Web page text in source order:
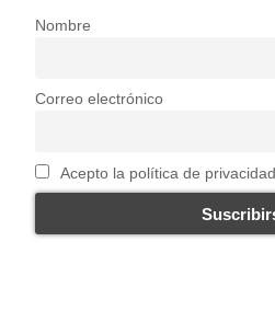
Nombre
Correo electrónico
Acepto la política de privacidad